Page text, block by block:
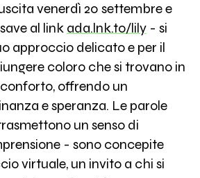
venerdì 20 settembre e
al link ada.lnk.to/lily- si
approccio delicato e per il
coloro che si trovano in
offrendo un
e speranza. Le parole
un senso di
- sono concepite
virtuale, un invito a chi si